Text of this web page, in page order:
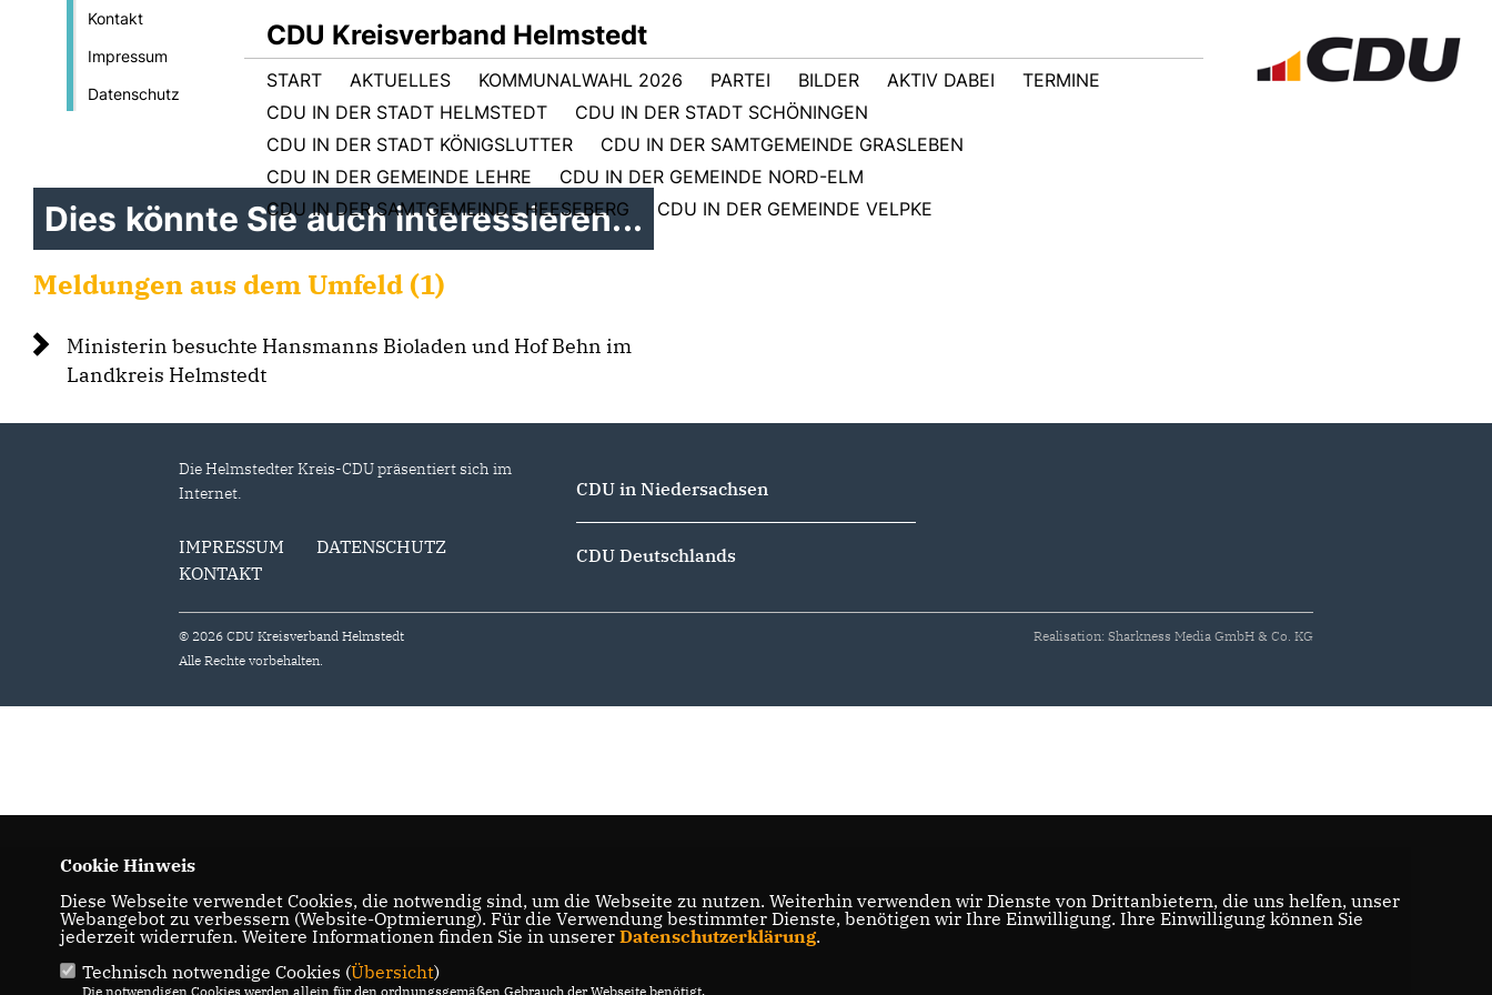
Kontakt
Impressum
Datenschutz
CDU Kreisverband Helmstedt
START AKTUELLES KOMMUNALWAHL 2026 PARTEI BILDER AKTIV DABEI
TERMINE
CDU IN DER STADT HELMSTEDT
CDU IN DER STADT SCHÖNINGEN
CDU IN DER STADT KÖNIGSLUTTER
CDU IN DER SAMTGEMEINDE GRASLEBEN
CDU IN DER GEMEINDE LEHRE
CDU IN DER GEMEINDE NORD-ELM
CDU IN DER SAMTGEMEINDE HEESEBERG
CDU IN DER GEMEINDE VELPKE
Dies könnte Sie auch interessieren...
Meldungen aus dem Umfeld (1)
Ministerin besuchte Hansmanns Bioladen und Hof Behn im
Landkreis Helmstedt
Die Helmstedter Kreis-CDU präsentiert sich im
Internet.
IMPRESSUM
DATENSCHUTZ
KONTAKT
CDU in Niedersachsen
CDU Deutschlands
© 2026 CDU Kreisverband Helmstedt
Alle Rechte vorbehalten.
Realisation: Sharkness Media GmbH & Co. KG
Cookie Hinweis
Diese Webseite verwendet Cookies, die notwendig sind, um die Webseite zu nutzen. Weiterhin verwenden wir Dienste von Drittanbietern, die uns helfen, unser
Webangebot zu verbessern (Website-Optmierung). Für die Verwendung bestimmter Dienste, benötigen wir Ihre Einwilligung. Ihre Einwilligung können Sie
jederzeit widerrufen. Weitere Informationen finden Sie in unserer Datenschutzerklärung.
Technisch notwendige Cookies (Übersicht)
Die notwendigen Cookies werden allein für den ordnungsgemäßen Gebrauch der Webseite benötigt.